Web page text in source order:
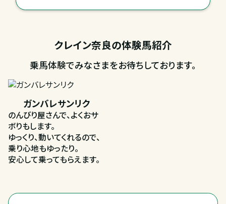
クレイン奈良の体験馬紹介
乗馬体験でみなさまをお待ちしております。
ガンバレサンリク
のんびり屋さんで、よくおサ
ボりもします。
ゆっくり、動いてくれるので、
乗り心地もゆったり。
安心して乗ってもらえます。